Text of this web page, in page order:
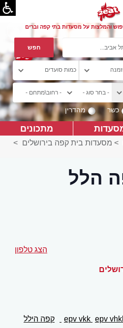
והמלצות על מסעדות בתי קפה וברים
כשר מהדרין
מתכונים
> מסעדות בית קפה בירושלים >
הלל
הצג טלפון
epv vkk epv קפה הילל